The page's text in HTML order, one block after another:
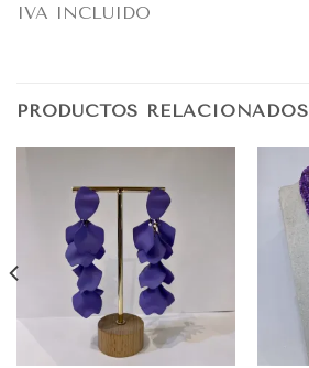
IVA INCLUIDO
PRODUCTOS RELACIONADOS